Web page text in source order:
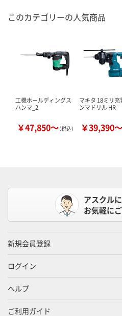
このカテゴリーの人気商品
工機ホールディングス
ハンマ_2
￥47,850～（税込）
マキタ 18ミリ充
ンマドリル HR
￥39,390～
アスクル
お気軽に
新規会員登録
ログイン
ヘルプ
ご利用ガイド